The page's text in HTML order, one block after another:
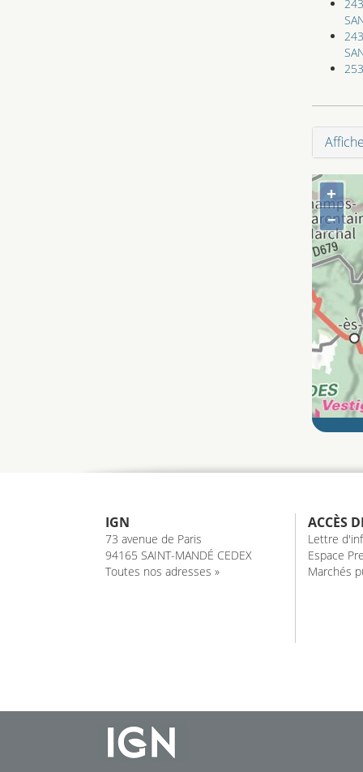
+
–
IGN
73 avenue de Paris
94165 SAINT-MANDÉ CEDEX
Toutes nos adresses »
ACCÈS
Lettre
Espace
Marchés